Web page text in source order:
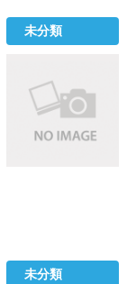
未分類
未分類